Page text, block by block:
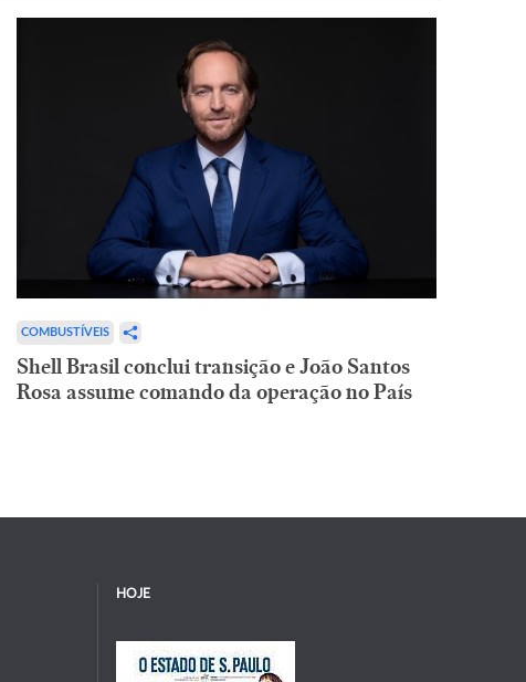
COMBUSTÍVEIS
Shell Brasil conclui transição e João Santos
Rosa assume comando da operação no País
HOJE